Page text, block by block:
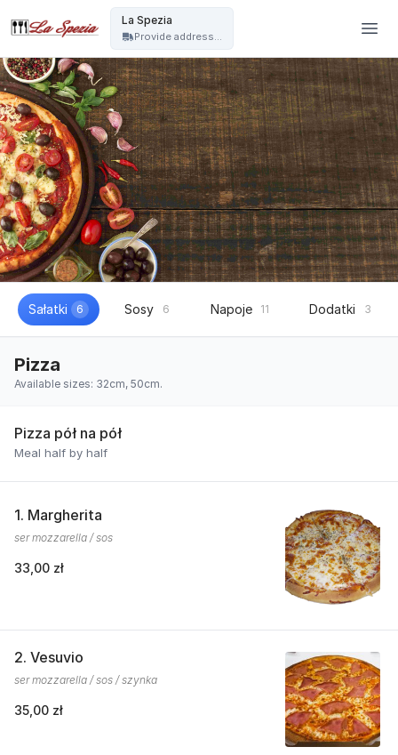
La Spezia
Provide address...
Sałatki 6 Sosy 6 Napoje 11 Dodatki 3
Pizza
Available sizes: 32cm, 50cm.
Pizza pół na pół
Meal half by half
1. Margherita
ser mozzarella / sos
33,00 zł
2. Vesuvio
ser mozzarella / sos / szynka
35,00 zł